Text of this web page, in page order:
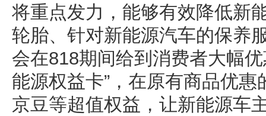
将重点发力，能够有效降低新
轮胎、针对新能源汽车的保养
会在818期间给到消费者大幅
能源权益卡”，在原有商品优
京豆等超值权益，让新能源车